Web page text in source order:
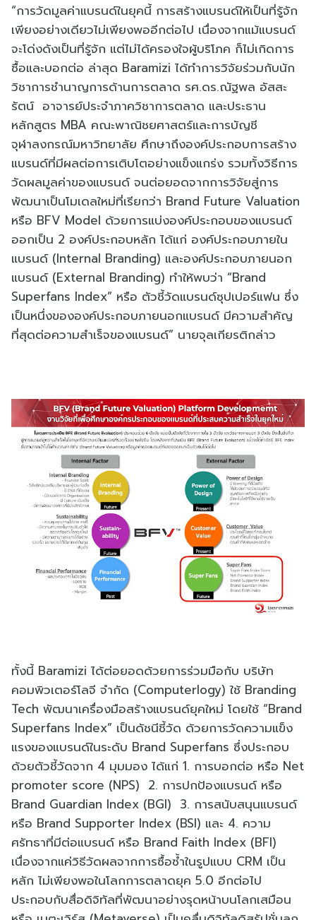
“การวัดมูลค่าแบรนด์ในยุคนี้ การสร้างแบรนด์ให้เป็นที่รู้จัก
เพียงอย่างเดียวไม่เพียงพออีกต่อไป เนื่องจากแม้แบรนด์
จะโด่งดังเป็นที่รู้จัก แต่ไม่ได้ครองใจผู้บริโภค ก็ไม่เกิดการ
ซื้อและบอกต่อ ล่าสุด Baramizi ได้ทำการวิจัยร่วมกับนัก
วิชาการชำนาญการด้านการตลาด รศ.ดร.ณัฐพล อัสสะ
รัตน์ อาจารย์ประจำภาควิชาการตลาด และประธาน
หลักสูตร MBA คณะพาณิชยศาสตร์และการบัญชี
จุฬาลงกรณ์มหาวิทยาลัย ศึกษาถึงองค์ประกอบการสร้าง
แบรนด์ที่มีผลต่อการเติบโตอย่างแข็งแกร่ง รวมทั้งวิธีการ
วัดผลมูลค่าของแบรนด์ จนต่อยอดจากการวิจัยสู่การ
พัฒนาเป็นโมเดลใหม่ที่เรียกว่า Brand Future Valuation
หรือ BFV Model ด้วยการแบ่งองค์ประกอบของแบรนด์
ออกเป็น 2 องค์ประกอบหลัก ได้แก่ องค์ประกอบภายใน
แบรนด์ (Internal Branding) และองค์ประกอบภายนอก
แบรนด์ (External Branding) ทำให้พบว่า “Brand
Superfans Index” หรือ ตัวชี้วัดแบรนด์ซุปเปอร์แฟน ซึ่ง
เป็นหนึ่งขององค์ประกอบภายนอกแบรนด์ มีความสำคัญ
ที่สุดต่อความสำเร็จของแบรนด์” นายจุลเกียรติกล่าว
ทั้งนี้ Baramizi ได้ต่อยอดด้วยการร่วมมือกับ บริษัท
คอมพิวเตอร์โลจี จำกัด (Computerlogy) ใช้ Branding
Tech พัฒนาเครื่องมือสร้างแบรนด์ยุคใหม่ โดยใช้ “Brand
Superfans Index” เป็นดัชนีชี้วัด ด้วยการวัดความแข็ง
แรงของแบรนด์ในระดับ Brand Superfans ซึ่งประกอบ
ด้วยตัวชี้วัดจาก 4 มุมมอง ได้แก่ 1. การบอกต่อ หรือ Net
promoter score (NPS) 2. การปกป้องแบรนด์ หรือ
Brand Guardian Index (BGI) 3. การสนับสนุนแบรนด์
หรือ Brand Supporter Index (BSI) และ 4. ความ
ศรัทธาที่มีต่อแบรนด์ หรือ Brand Faith Index (BFI)
เนื่องจากแค่วิธีวัดผลจากการซื้อซ้ำในรูปแบบ CRM เป็น
หลัก ไม่เพียงพอในโลกการตลาดยุค 5.0 อีกต่อไป
ประกอบกับสื่อดิจิทัลที่พัฒนาอย่างรุดหน้าบนโลกเสมือน